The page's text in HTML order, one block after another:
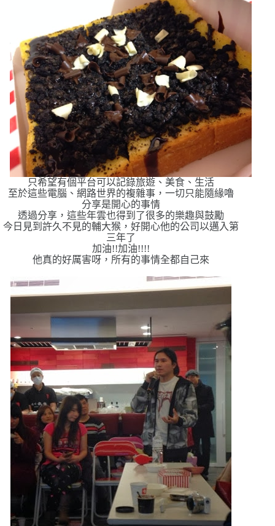
只希望有個平台可以記錄旅遊、美食、生活
至於這些電腦、網路世界的複雜事，一切只能隨緣嚕
分享是開心的事情
透過分享，這些年雲也得到了很多的樂趣與鼓勵
今日見到許久不見的輔大猴，好開心他的公司以邁入第
三年了
加油!!加油!!!!
他真的好厲害呀，所有的事情全都自己來